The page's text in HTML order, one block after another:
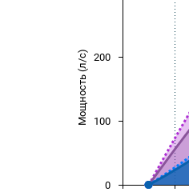
Мощность (л/с)
0
100
200